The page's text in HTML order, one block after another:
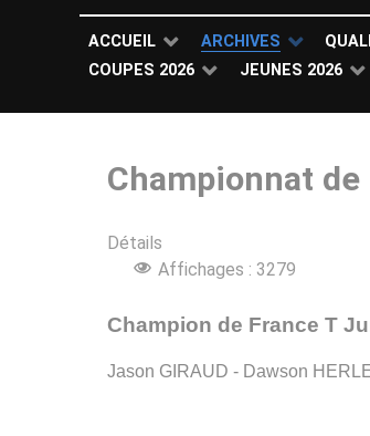
ACCUEIL ARCHIVES
COUPES 2026
JEUNES 2026
Championnat
Détails
Affichages : 3279
Champion de France T
Jason GIRAUD - Dawson